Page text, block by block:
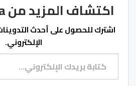
اكتشاف المزيد من azulpress.ma
اشترك للحصول على أحدث
الإلكتروني.
كتابة بريدك الإلكتروني...